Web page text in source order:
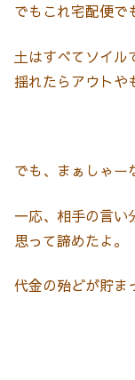
でもこれ宅配便で
土はすべてソイル
揺れたらアウトや
でも、まぁしゃー
一応、相手の言い
思って諦めたよ。
代金の殆どが貯